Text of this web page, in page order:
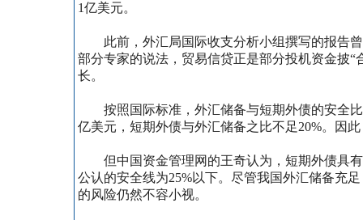
1亿美元。
此前，外汇局国际收支分析小组撰写的报告曾
部分专家的说法，贸易信贷正是部分投机资金披
长。
按照国际标准，外汇储备与短期外债的安全比
亿美元，短期外债与外汇储备之比不足20%。因
但中国资金管理网的王奇认为，短期外债具有
公认的安全线为25%以下。尽管我国外汇储备充
的风险仍然不容小视。